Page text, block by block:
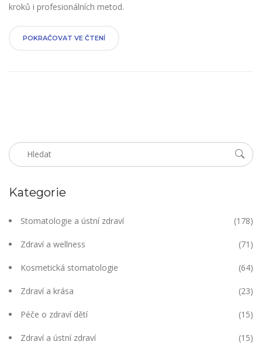
kroků i profesionálních metod.
POKRAČOVAT VE ČTENÍ
Kategorie
Stomatologie a ústní zdraví (178)
Zdraví a wellness (71)
Kosmetická stomatologie (64)
Zdraví a krása (23)
Péče o zdraví dětí (15)
Zdraví a ústní zdraví (15)